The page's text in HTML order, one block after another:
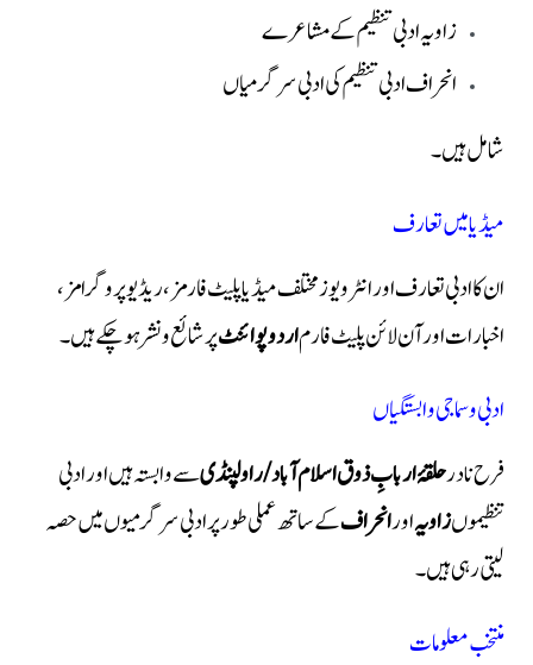
زاویہ ادبی تنظیم کے مشاعرے
انحراف ادبی تنظیم کی ادبی سرگرمیاں
شامل ہیں۔
میڈیا میں تعارف
ان کا ادبی تعارف اور انٹرویوز مختلف میڈیا پلیٹ فارمز، ریڈیو پروگرامز،
اخبارات اور آن لائن پلیٹ فارماردو پوائنٹپر شائع و نشر ہو چکے ہیں۔
ادبی و سماجی وابستگیاں
فرح نادرحلقۂ اربابِ ذوق اسلام آباد/راولپنڈیسے وابستہ ہیں اور ادبی
تنظیموںزاویہاورانحرافکے ساتھ عملی طور پر ادبی سرگرمیوں میں حصہ
لیتی رہی ہیں۔
منتخب معلومات